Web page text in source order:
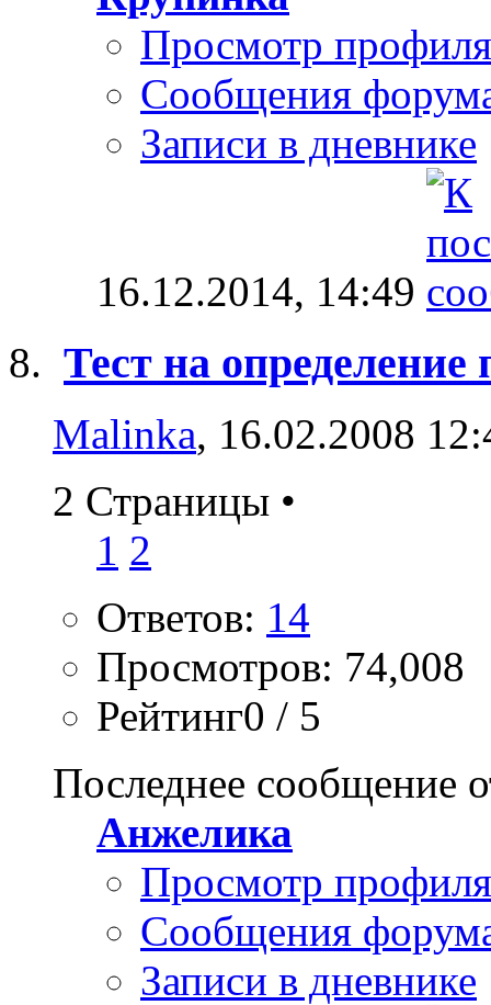
Просмотр профиля
Сообщения
Записи в дневнике
16.12.2014, 14:49
Тест на определение
Malinka, 16.02.2008
2 Страницы •
1 2
Ответов: 14
Просмотров: 74,008
Рейтинг0 / 5
Последнее сообщение
Анжелика
Просмотр профиля
Сообщения
Записи в дневнике